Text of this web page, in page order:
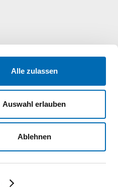
Alle zulassen
Auswahl erlauben
Ablehnen